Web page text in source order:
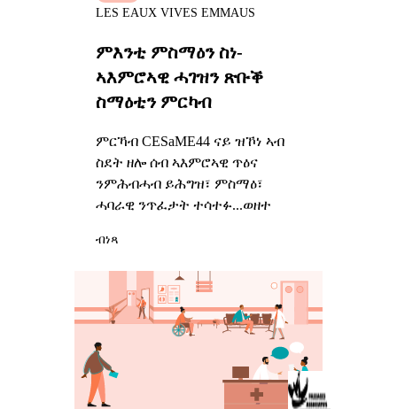
ምእንቲ ምስማዕን ስነ-
ኣእምሮኣዊ ሓገዝን ጽቡቕ
ስማዕቲን ምርካብ
ምርኻብ CESaME44 ናይ ዝኾነ ኣብ
ስደት ዘሎ ሰብ ኣእምሮኣዊ ጥዕና
ንምሕብሓብ ይሕግዝ፣ ምስማዕ፣
ሓባራዊ ንጥፈታት ተሳተፉ...ወዘተ
LES EAUX VIVES EMMAUS
ብነጻ